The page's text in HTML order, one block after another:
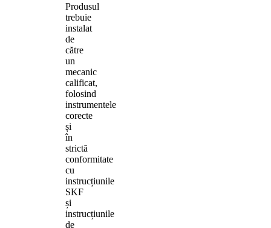
Produsul
trebuie
instalat
de
către
un
mecanic
calificat,
folosind
instrumentele
corecte
și
în
strictă
conformitate
cu
instrucțiunile
SKF
și
instrucțiunile
de